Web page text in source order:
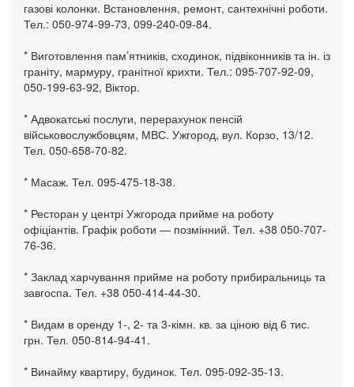
газові колонки. Встановлення, ремонт, сантехнічні роботи.
Тел.: 050-974-99-73, 099-240-09-84.
* Виготовлення пам’ятників, сходинок, підвіконників та ін. із
граніту, мармуру, гранітної крихти. Тел.: 095-707-92-09,
050-199-63-92, Віктор.
* Адвокатські послуги, перерахунок пенсій
військовослужбовцям, МВС. Ужгород, вул. Корзо, 13/12.
Тел. 050-658-70-82.
* Масаж. Тел. 095-475-18-38.
* Ресторан у центрі Ужгорода прийме на роботу
офіціантів. Графік роботи — позмінний. Тел. +38 050-707-
76-36.
* Заклад харчування прийме на роботу прибиральниць та
завгоспа. Тел. +38 050-414-44-30.
* Видам в оренду 1-, 2- та 3-кімн. кв. за ціною від 6 тис.
грн. Тел. 050-814-94-41.
* Винайму квартиру, будинок. Тел. 095-092-35-13.